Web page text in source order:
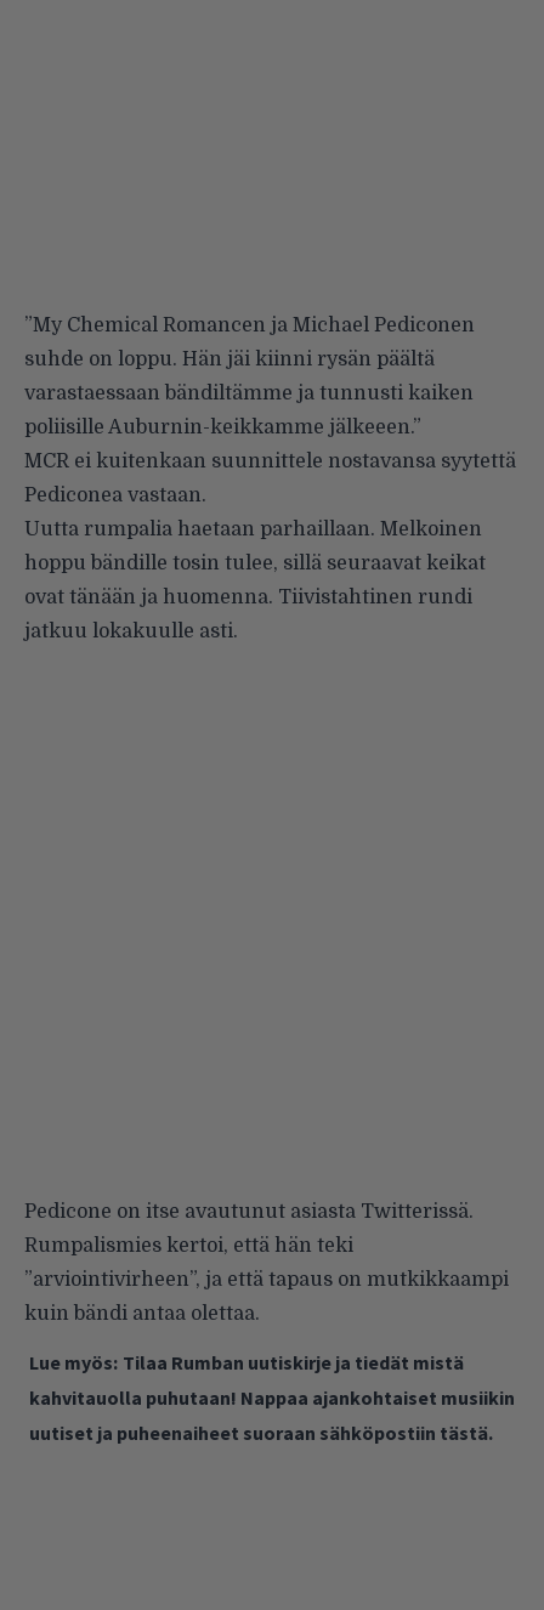
”My Chemical Romancen ja Michael Pediconen
suhde on loppu. Hän jäi kiinni rysän päältä
varastaessaan bändiltämme ja tunnusti kaiken
poliisille Auburnin-keikkamme jälkeeen.”
MCR ei kuitenkaan suunnittele nostavansa syytettä
Pediconea vastaan.
Uutta rumpalia haetaan parhaillaan. Melkoinen
hoppu bändille tosin tulee, sillä seuraavat keikat
ovat tänään ja huomenna. Tiivistahtinen rundi
jatkuu lokakuulle asti.
Pedicone on itse avautunut asiasta Twitterissä.
Rumpalismies kertoi, että hän teki
”arviointivirheen”, ja että tapaus on mutkikkaampi
kuin bändi antaa olettaa.
Lue myös: Tilaa Rumban uutiskirje ja tiedät mistä
kahvitauolla puhutaan! Nappaa ajankohtaiset musiikin
uutiset ja puheenaiheet suoraan sähköpostiin tästä.